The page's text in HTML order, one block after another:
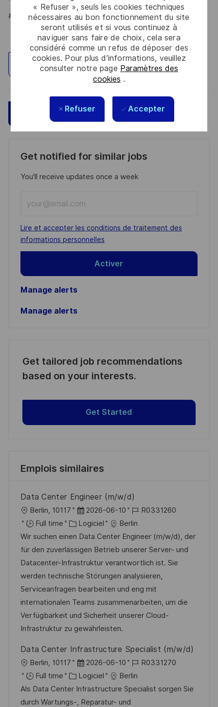
« Refuser », seuls les cookies techniques
nécessaires au bon fonctionnement du site
seront utilisés et si vous continuez à
naviguer sans faire de choix, cela sera
considéré comme un refus de déposer des
cookies. Pour plus d’informations, veuillez
consulter notre page Paramètres des
cookies .
Refuser Accepter
#LI-HYBRID
Explorez un site
Postulez maintenant Sauvegarder
Get notified for similar jobs
You'll receive updates once a week
Email
address
(Required)
Required
Lire et accepter les conditions de traitement des
informations personnelles
Activer
Manage alerts
Manage alerts
Get tailored job recommendations
based on your interests.
Get Started
Emplois similaires
Data Center Engineer (m/w/d)
o
c
a
l
i
s
a
t
i
n
Berlin, 10117
D
a
t
e
d
’
a
f
f
i
h
a
g
e
2026-06-10
R
é
f
é
r
e
n
c
e
p
o
s
t
R0331260
Full time
C
a
t
é
g
o
r
i
e
Logiciel
Berlin
Wir suchen einen Data Center Engineer (m/w/d), der
für den zuverlässigen Betrieb unserer Server- und
Datacenter-Infrastruktur verantwortlich ist. Sie
werden technische Störungen analysieren,
Serviceanfragen bearbeiten und eng mit
internationalen Teams zusammenarbeiten, um die
Verfügbarkeit und Sicherheit unserer Cloud-
Infrastruktur zu gewährleisten.
Data Center Infrastructure Specialist (m/w/d)
o
c
a
Berlin, 10117
D
a
t
e
2026-06-10
R
é
f
R0331270
Full time
C
a
t
Logiciel
Berlin
Als Data Center Infrastructure Specialist sorgen Sie
durch Wartungs-, Reparatur- und